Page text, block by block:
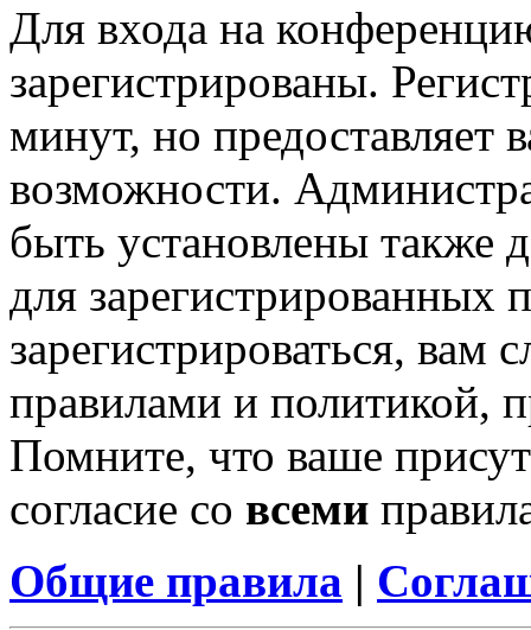
Для входа на
зарегистрированы.
минут, но предоставляет
возможности.
быть установлены также
для зарегистрированных
зарегистрироваться, вам
правилами и политикой,
Помните, что ваше
согласие со всеми
Общие правила |